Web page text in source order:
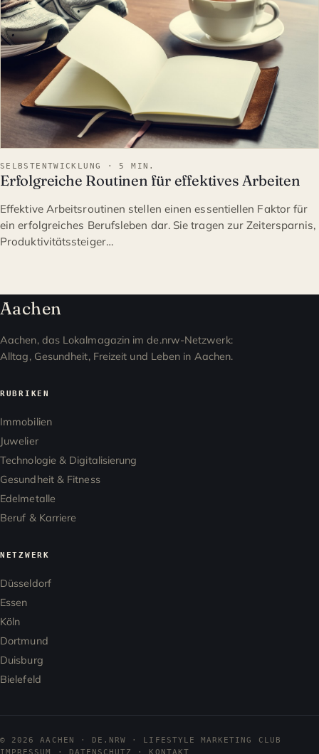
SELBSTENTWICKLUNG · 5 MIN.
Erfolgreiche Routinen für effektives Arbeiten
Effektive Arbeitsroutinen stellen einen essentiellen Faktor für
ein erfolgreiches Berufsleben dar. Sie tragen zur Zeitersparnis,
Produktivitätssteiger…
Aachen
Aachen, das Lokalmagazin im de.nrw-Netzwerk:
Alltag, Gesundheit, Freizeit und Leben in Aachen.
RUBRIKEN
Immobilien
Juwelier
Technologie & Digitalisierung
Gesundheit & Fitness
Edelmetalle
Beruf & Karriere
NETZWERK
Düsseldorf
Essen
Köln
Dortmund
Duisburg
Bielefeld
© 2026 AACHEN · DE.NRW · LIFESTYLE MARKETING CLUB
IMPRESSUM
· DATENSCHUTZ · KONTAKT